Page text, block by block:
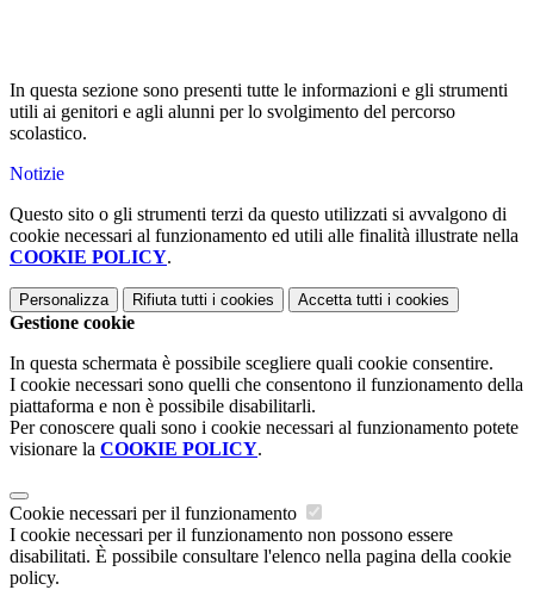
In questa sezione sono presenti tutte le informazioni e gli strumenti
utili ai genitori e agli alunni per lo svolgimento del percorso
scolastico.
Notizie
Questo sito o gli strumenti terzi da questo utilizzati si avvalgono di
cookie necessari al funzionamento ed utili alle finalità illustrate nella
COOKIE POLICY.
Personalizza Rifiuta tutti i cookies Accetta tutti i cookies
Gestione cookie
In questa schermata è possibile scegliere quali cookie consentire.
I cookie necessari sono quelli che consentono il funzionamento della
piattaforma e non è possibile disabilitarli.
Per conoscere quali sono i cookie necessari al funzionamento potete
visionare la COOKIE POLICY.
Cookie necessari per il funzionamento
I cookie necessari per il funzionamento non possono essere
disabilitati. È possibile consultare l'elenco nella pagina della cookie
policy.